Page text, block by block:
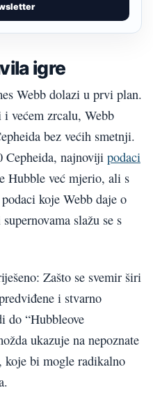
igre
Webb dolazi u prvi plan.
većem zrcalu, Webb
bez većih smetnji.
Cepheida, najnoviji podaci
Hubble već mjerio, ali s
koje Webb daje o
slažu se s
Zašto se svemir širi
i stvarno
do “Hubbleove
ukazuje na nepoznate
koje bi mogle radikalno